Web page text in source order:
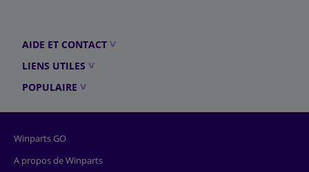
AIDE ET CONTACT
LIENS UTILES
POPULAIRE
Winparts GO
A propos de Winparts